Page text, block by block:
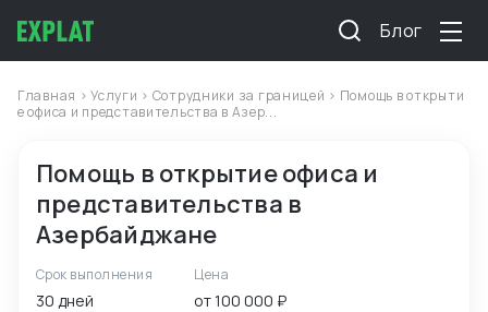
Блог
Главная >Услуги > Сотрудники за границей > Помощь в открыти
е офиса и представительства в Азер...
Помощь в открытие офиса и
представительства в
Азербайджане
Срок выполнения
30 дней
Цена
от 100 000 ₽